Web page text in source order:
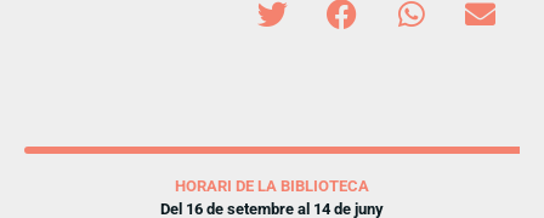
HORARI DE LA BIBLIOTECA
Del 16 de setembre al 14 de juny